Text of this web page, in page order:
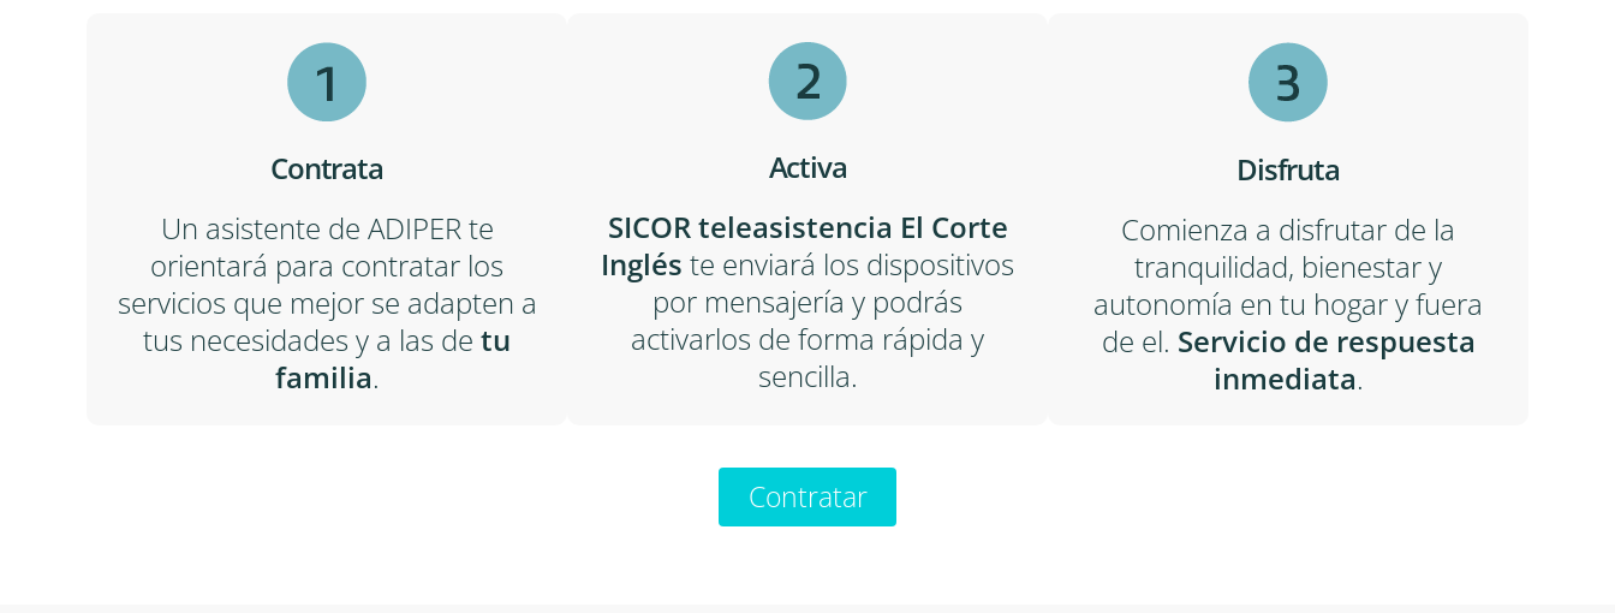
Contrata
Un asistente de ADIPER te
orientará para contratar los
servicios que mejor se adapten a
tus necesidades y a las de tu
familia.
Activa
SICOR teleasistencia El Corte
Inglés te enviará los dispositivos
por mensajería y podrás
activarlos de forma rápida y
sencilla.
Disfruta
Comienza a disfrutar de la
tranquilidad, bienestar y
autonomía en tu hogar y fuera
de el. Servicio de respuesta
inmediata.
Contratar